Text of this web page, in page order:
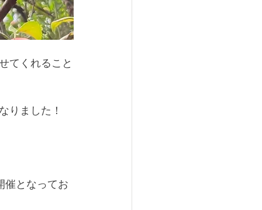
てくれること
りました！
催となってお